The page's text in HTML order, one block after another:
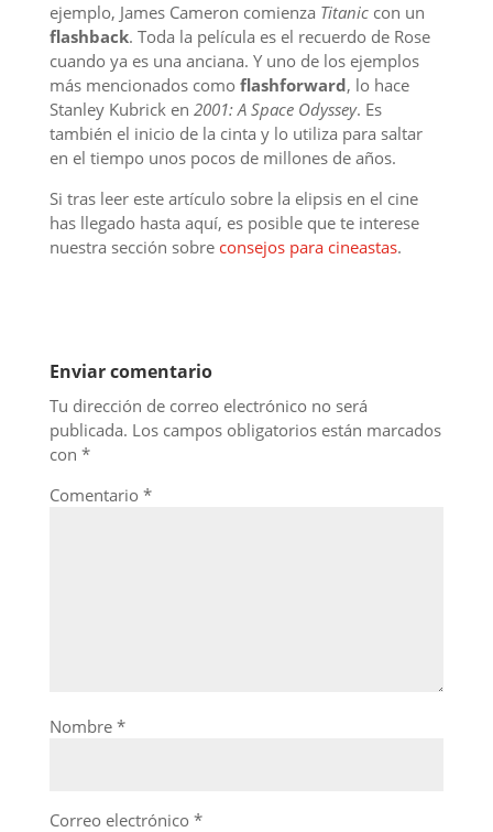
ejemplo, James Cameron comienza Titaniccon un
flashback. Toda la película es el recuerdo de Rose
cuando ya es una anciana. Y uno de los ejemplos
más mencionados como flashforward, lo hace
Stanley Kubrick en 2001: A Space Odyssey. Es
también el inicio de la cinta y lo utiliza para saltar
en el tiempo unos pocos de millones de años.
Si tras leer este artículo sobre la elipsis en el cine
has llegado hasta aquí, es posible que te interese
nuestra sección sobre consejos para cineastas.
Enviar comentario
Tu dirección de correo electrónico no será
publicada. Los campos obligatorios están marcados
con *
Comentario *
Nombre *
Correo electrónico *